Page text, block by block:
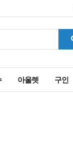
아울렛 구인